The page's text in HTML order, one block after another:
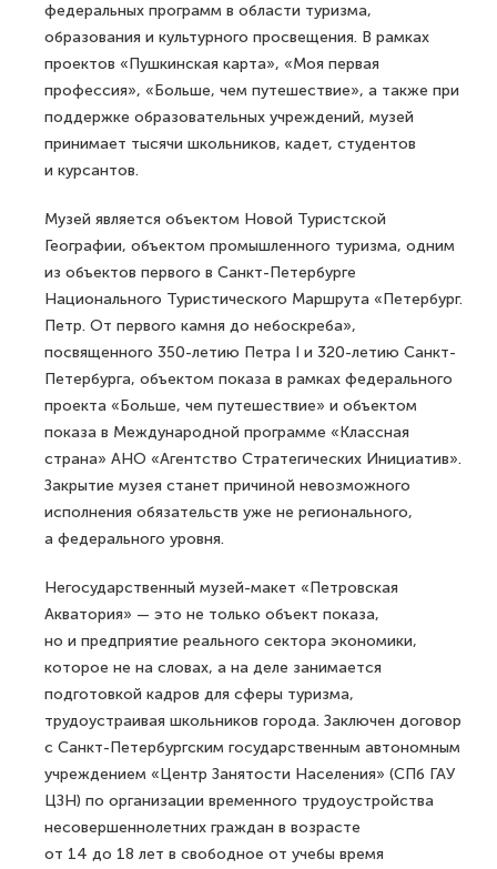
федеральных программ в области туризма,
образования и культурного просвещения. В рамках
проектов «Пушкинская карта», «Моя первая
профессия», «Больше, чем путешествие», а также при
поддержке образовательных учреждений, музей
принимает тысячи школьников, кадет, студентов
и курсантов.
Музей является объектом Новой Туристской
Географии, объектом промышленного туризма, одним
из объектов первого в Санкт-Петербурге
Национального Туристического Маршрута «Петербург.
Петр. От первого камня до небоскреба»,
посвященного 350-летию Петра I и 320-летию Санкт-
Петербурга, объектом показа в рамках федерального
проекта «Больше, чем путешествие» и объектом
показа в Международной программе «Классная
страна» АНО «Агентство Стратегических Инициатив».
Закрытие музея станет причиной невозможного
исполнения обязательств уже не регионального,
а федерального уровня.
Негосударственный музей-макет «Петровская
Акватория» — это не только объект показа,
но и предприятие реального сектора экономики,
которое не на словах, а на деле занимается
подготовкой кадров для сферы туризма,
трудоустраивая школьников города. Заключен договор
с Санкт-Петербургским государственным автономным
учреждением «Центр Занятости Населения» (СПб ГАУ
ЦЗН) по организации временного трудоустройства
несовершеннолетних граждан в возрасте
от 14 до 18 лет в свободное от учебы время